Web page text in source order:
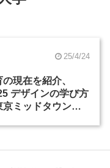
25/4/24
現在を紹介、
デザインの学び方
京ミッドタウンで